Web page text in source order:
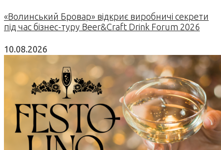
«Волинський Бровар» відкриє виробничі секрети
під час бізнес-туру Beer&Craft Drink Forum 2026
10.08.2026